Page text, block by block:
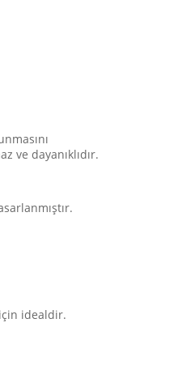
ve dayanıklıdır.
idealdir.